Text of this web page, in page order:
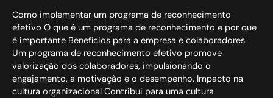
Como implementar um programa de reconhecimento
efetivo O que é um programa de reconhecimento e por que
é importante Benefícios para a empresa e colaboradores
Um programa de reconhecimento efetivo promove
valorização dos colaboradores, impulsionando o
engajamento, a motivação e o desempenho. Impacto na
cultura organizacional Contribui para uma cultura